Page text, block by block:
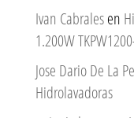
Ivan Cabralesen
1.200W
Jose Dario De La
Hidrolavadoras